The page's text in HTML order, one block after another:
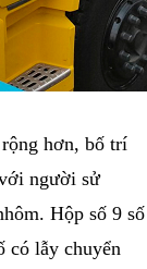
hơn, bố trí
người sử
Hộp số 9 số
có lẫy chuyển